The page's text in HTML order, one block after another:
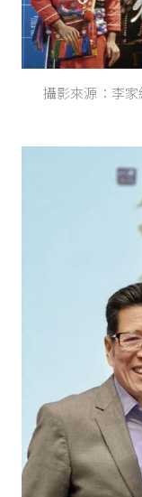
攝影來源：李家